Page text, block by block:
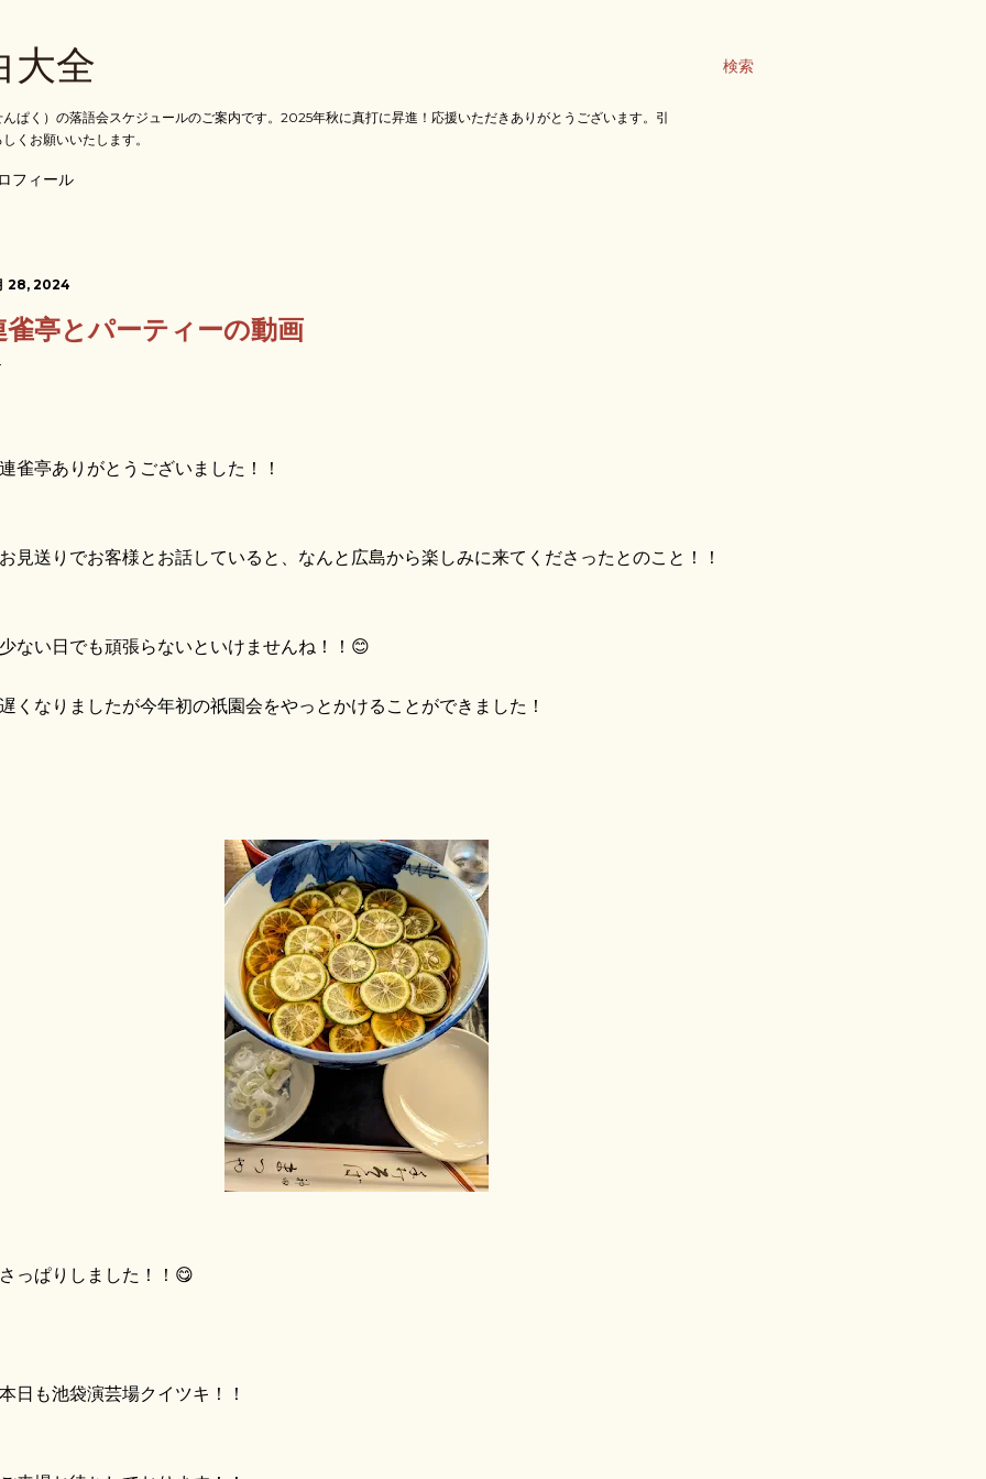
検索
大全
ぱく）の落語会スケジュールのご案内です。2025年秋に真打に昇進！応援いただきありがとうございます。引
くお願いいたします。
フィール
28, 2024
雀亭とパーティーの動画
雀亭ありがとうございました！！
見送りでお客様とお話していると、なんと広島から楽しみに来てくださったとのこと！！
ない日でも頑張らないといけませんね！！😊
くなりましたが今年初の祇園会をやっとかけることができました！
っぱりしました！！😋
日も池袋演芸場クイツキ！！